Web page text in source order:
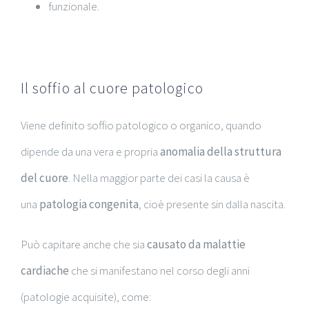
funzionale.
Il soffio al cuore patologico
Viene definito soffio patologico o organico, quando
dipende da una vera e propriaanomalia della struttura
del cuore. Nella maggior parte dei casi la causa è
una patologia congenita, cioè presente sin dalla nascita.
Può capitare anche che siacausato da malattie
cardiache che si manifestano nel corso degli anni
(patologie acquisite), come: